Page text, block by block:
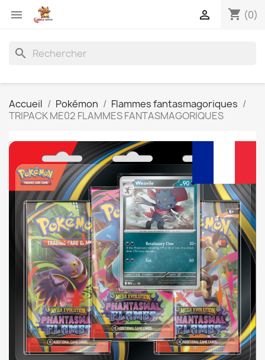
 shopping_cart (0)

search
Accueil Pokémon
Flammes fantasmagoriques
TRIPACK ME02 FLAMMES FANTASMAGORIQUES